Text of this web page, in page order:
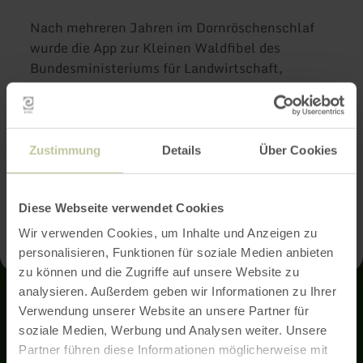
Zustimmung Details Über Cookies
Diese Webseite verwendet Cookies
Wir verwenden Cookies, um Inhalte und Anzeigen zu
personalisieren, Funktionen für soziale Medien anbieten
zu können und die Zugriffe auf unsere Website zu
analysieren. Außerdem geben wir Informationen zu Ihrer
Verwendung unserer Website an unsere Partner für
soziale Medien, Werbung und Analysen weiter. Unsere
Partner führen diese Informationen möglicherweise mit
Nach mehreren Jahren im Dornröschenschlaf
wurde die App zur Kleinen Waldfibel des
Bundesministeriums für Landwirtschaft,
Ernährung und Heimat (BMLEH) umfassend
technisch und inhaltlich aktualisiert. Sie steht
nun wieder in den App-Stores vonAppleund
Googlezur Verfügung und lädt zur virtuellen
Walderkundung ein. Mehr Informationen sind
abrufbar.
Kontakt